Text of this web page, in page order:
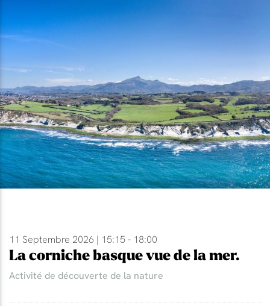
11 Septembre 2026 | 15:15 - 18:00
La corniche basque vue de la mer.
Activité de découverte de la nature